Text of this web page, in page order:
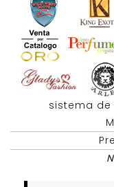
sistema